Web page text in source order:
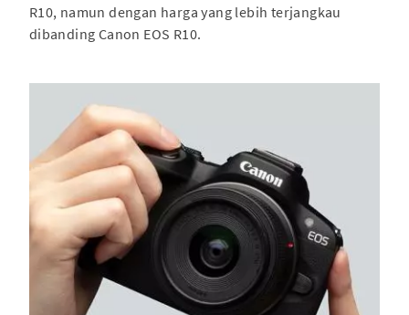
R10, namun dengan harga yang lebih terjangkau
dibanding Canon EOS R10.